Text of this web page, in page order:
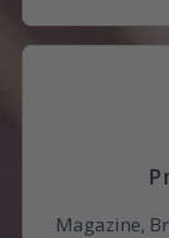
Magazine,